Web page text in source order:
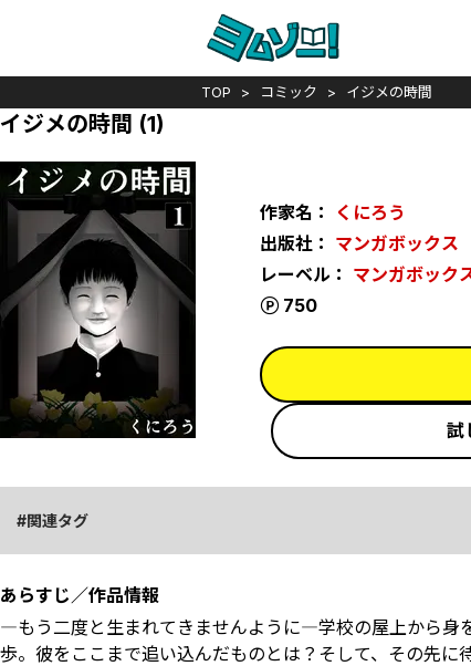
TOP コミック イジメの時間
イジメの時間 (1)
作家名：
くにろう
出版社： マンガボックス
レーベル： マンガボック
750
ポイント
試
関連タグ
あらすじ／作品情報
―もう二度と生まれてきませんように―学校の屋上から身
歩。彼をここまで追い込んだものとは？そして、その先に